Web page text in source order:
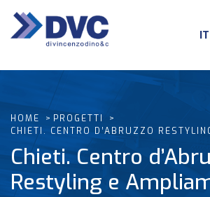
IT
HOME
PROGETTI
CHIETI. CENTRO D’ABRUZZO
Chieti. Centro
Restyling e